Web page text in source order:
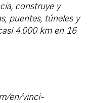
construye y
puentes, túneles y
4.000 km en 16
en/vinci-